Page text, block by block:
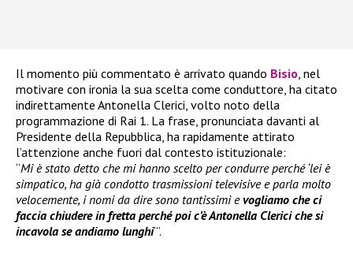
Il momento più commentato è arrivato quando Bisio , nel
motivare con ironia la sua scelta come conduttore, ha citato
indirettamente Antonella Clerici, volto noto della
programmazione di Rai 1. La frase, pronunciata davanti al
Presidente della Repubblica, ha rapidamente attirato
l’attenzione anche fuori dal contesto istituzionale:
“Mi è stato detto che mi hanno scelto per condurre perché ‘lei è
simpatico, ha già condotto trasmissioni televisive e parla molto
velocemente, i nomi da dire sono tantissimi evogliamo che ci
faccia chiudere in fretta perché poi c’è Antonella Clerici che si
incavola se andiamo lunghi’”.